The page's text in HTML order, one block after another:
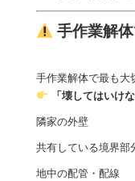
手作業解
手作業解体で最も大
「壊してはいけ
隣家の外壁
共有している境界部
地中の配管・配線